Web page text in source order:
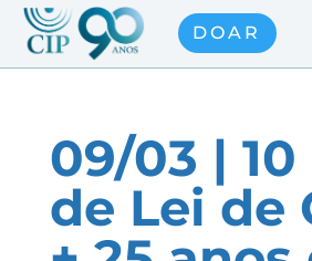
DOAR
09/03 | 10
de Lei de